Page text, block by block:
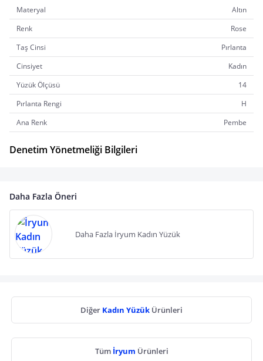
Materyal
Altın
Renk
Rose
Taş Cinsi
Pırlanta
Cinsiyet
Kadın
Yüzük Ölçüsü
14
Pırlanta Rengi
H
Ana Renk
Pembe
Denetim Yönetmeliği Bilgileri
Daha Fazla Öneri
Daha Fazla İryum Kadın Yüzük
Diğer Kadın Yüzük Ürünleri
Tüm İryum Ürünleri